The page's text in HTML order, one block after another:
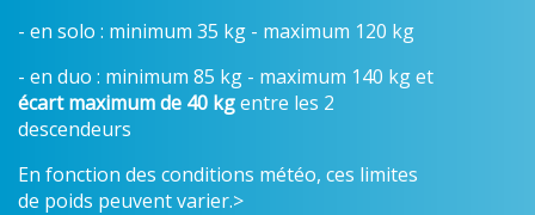
- en solo : minimum 35 kg - maximum 120 kg
- en duo : minimum 85 kg - maximum 140 kg et
écart maximum de 40 kgentre les 2
descendeurs
En fonction des conditions météo, ces limites
de poids peuvent varier.>